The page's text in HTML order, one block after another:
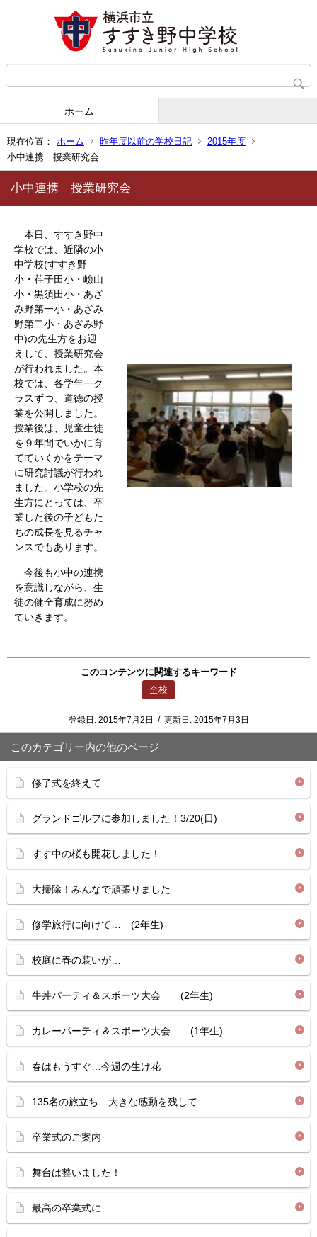
ホーム
現在位置： ホーム 昨年度以前の学校日記
2015年度
小中連携 授業研究会
小中連携 授業研究会
本日、すすき野中
学校では、近隣の小
中学校(すすき野
小・荏子田小・嶮山
小・黒須田小・あざ
み野第一小・あざみ
野第二小・あざみ野
中)の先生方をお迎
えして、授業研究会
が行われました。本
校では、各学年一ク
ラスずつ、道徳の授
業を公開しました。
授業後は、児童生徒
を９年間でいかに育
てていくかをテーマ
に研究討議が行われ
ました。小学校の先
生方にとっては、卒
業した後の子どもた
ちの成長を見るチャ
ンスでもあります。
今後も小中の連携
を意識しながら、生
徒の健全育成に努め
ていきます。
このコンテンツに関連するキーワード
全校
登録日: 2015年7月2日 / 更新日: 2015年7月3日
このカテゴリー内の他のページ
修了式を終えて…
グランドゴルフに参加しました！3/20(日)
すす中の桜も開花しました！
大掃除！みんなで頑張りました
修学旅行に向けて… (2年生)
校庭に春の装いが…
牛丼パーティ＆スポーツ大会 (2年生)
カレーパーティ＆スポーツ大会 (1年生)
春はもうすぐ…今週の生け花
135名の旅立ち 大きな感動を残して…
卒業式のご案内
舞台は整いました！
最高の卒業式に…